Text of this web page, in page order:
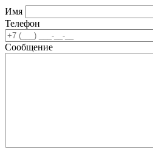
Имя
Телефон
Сообщение